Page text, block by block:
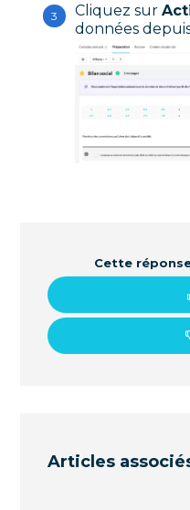
Cliquez sur
données
Cette
Articles